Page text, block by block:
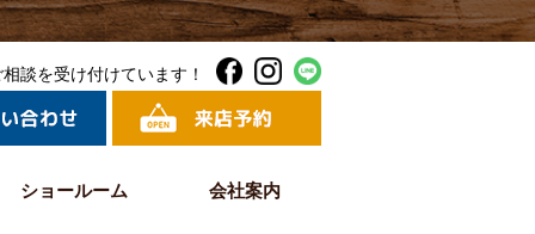
談を受け付けています！
ショールーム 会社案内